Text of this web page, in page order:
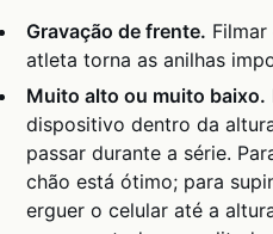
Gravação de frente.
atleta torna as anilhas
Muito alto ou muito baixo.
dispositivo dentro da
passar durante a série.
chão está ótimo; para
erguer o celular até a